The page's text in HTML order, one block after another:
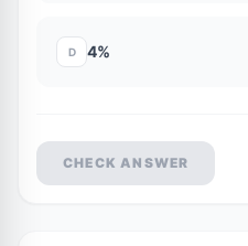
D 4%
CHECK ANSWER